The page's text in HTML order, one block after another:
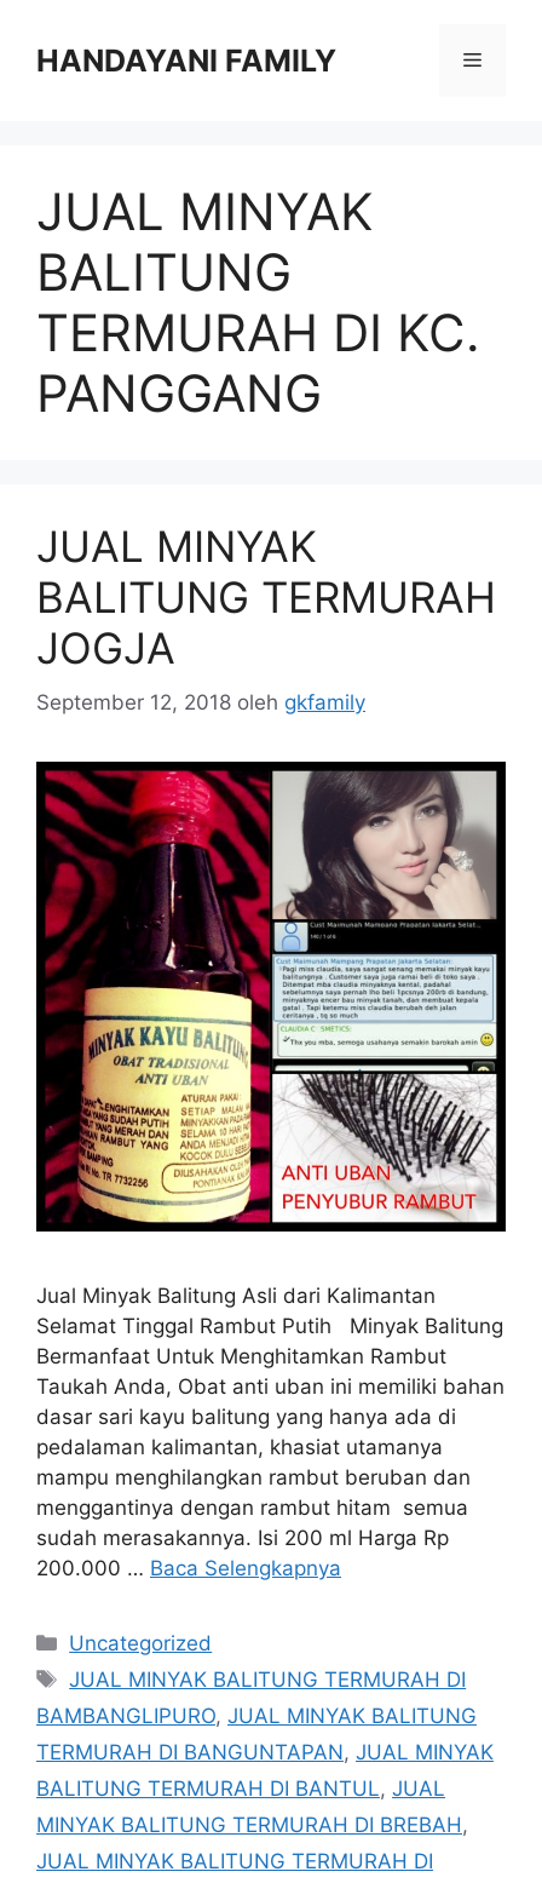
HANDAYANI FAMILY Menu
JUAL MINYAK
BALITUNG
TERMURAH DI KC.
PANGGANG
JUAL MINYAK
BALITUNG TERMURAH
JOGJA
September 12, 2018 oleh gkfamily
Jual Minyak Balitung Asli dari Kalimantan
Selamat Tinggal Rambut Putih Minyak Balitung
Bermanfaat Untuk Menghitamkan Rambut
Taukah Anda, Obat anti uban ini memiliki bahan
dasar sari kayu balitung yang hanya ada di
pedalaman kalimantan, khasiat utamanya
mampu menghilangkan rambut beruban dan
menggantinya dengan rambut hitam semua
sudah merasakannya. Isi 200 ml Harga Rp
200.000 … Baca Selengkapnya
Kategori
Uncategorized
Tag
JUAL MINYAK BALITUNG TERMURAH DI
BAMBANGLIPURO, JUAL MINYAK BALITUNG
TERMURAH DI BANGUNTAPAN, JUAL MINYAK
BALITUNG TERMURAH DI BANTUL, JUAL
MINYAK BALITUNG TERMURAH DI BREBAH ,
JUAL MINYAK BALITUNG TERMURAH DI